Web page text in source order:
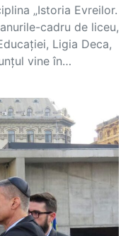
„Istoria Evreilor.
cadru de liceu,
Ligia Deca,
vine în…